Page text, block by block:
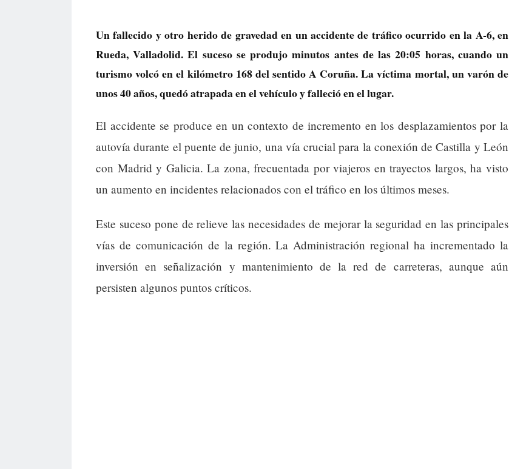
Un fallecido y otro herido de gravedad en un accidente de tráfico ocurrido en la A-6, en
Rueda, Valladolid. El suceso se produjo minutos antes de las 20:05 horas, cuando un
turismo volcó en el kilómetro 168 del sentido A Coruña. La víctima mortal, un varón de
unos 40 años, quedó atrapada en el vehículo y falleció en el lugar.
El accidente se produce en un contexto de incremento en los desplazamientos por la
autovía durante el puente de junio, una vía crucial para la conexión de Castilla y León
con Madrid y Galicia. La zona, frecuentada por viajeros en trayectos largos, ha visto
un aumento en incidentes relacionados con el tráfico en los últimos meses.
Este suceso pone de relieve las necesidades de mejorar la seguridad en las principales
vías de comunicación de la región. La Administración regional ha incrementado la
inversión en señalización y mantenimiento de la red de carreteras, aunque aún
persisten algunos puntos críticos.